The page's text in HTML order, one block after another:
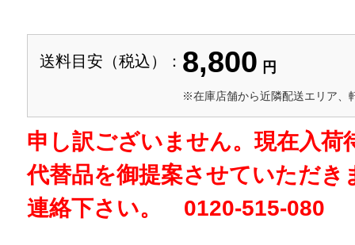
送料目安（税込）： 8,800 円
※在庫店舗から近隣配送エリア、
申し訳ございません。現在入荷
代替品を御提案させていただき
連絡下さい。 0120-515-080